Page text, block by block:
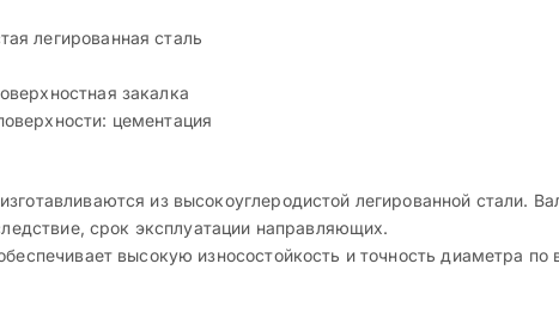
легированная сталь
закалка
цементация
из высокоуглеродистой легированной стали.
срок эксплуатации направляющих.
высокую износостойкость и точность диаметра по